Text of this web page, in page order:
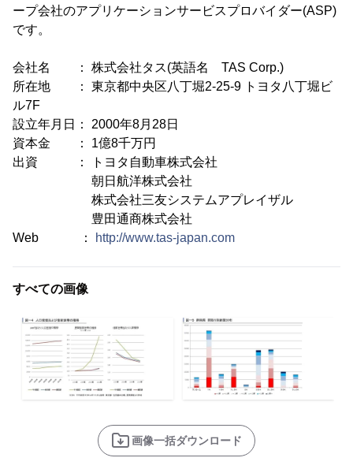
ープ会社のアプリケーションサービスプロバイダー(ASP)
です。
会社名 ： 株式会社タス(英語名 TAS Corp.)
所在地 ： 東京都中央区八丁堀2-25-9 トヨタ八丁堀ビ
ル7F
設立年月日： 2000年8月28日
資本金 ： 1億8千万円
出資 ： トヨタ自動車株式会社
朝日航洋株式会社
株式会社三友システムアプレイザル
豊田通商株式会社
Web ：
http://www.tas-japan.com
すべての画像
画像一括ダウンロード